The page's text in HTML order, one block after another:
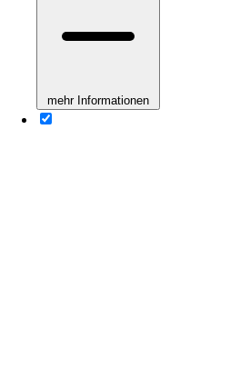
mehr Informationen